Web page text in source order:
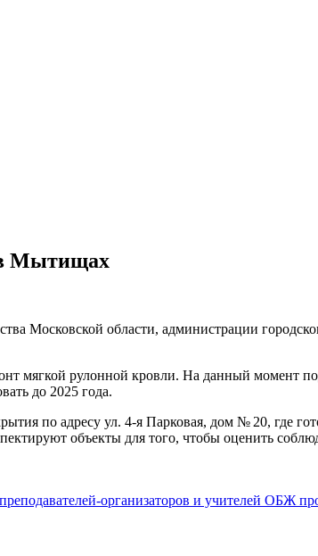
в Мытищах
Московской области, администрации
мягкой рулонной кровли. На данный момент
до 2025 года.
по адресу ул. 4-я Парковая, дом № 20, где
объекты для того, чтобы оценить
организаторов и учителей ОБЖ